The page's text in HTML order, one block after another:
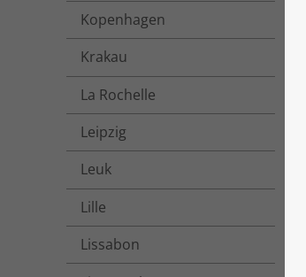
Kopenhagen
Krakau
La Rochelle
Leipzig
Leuk
Lille
Lissabon